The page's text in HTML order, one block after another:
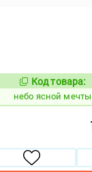
Код товара:
небо ясной мечты